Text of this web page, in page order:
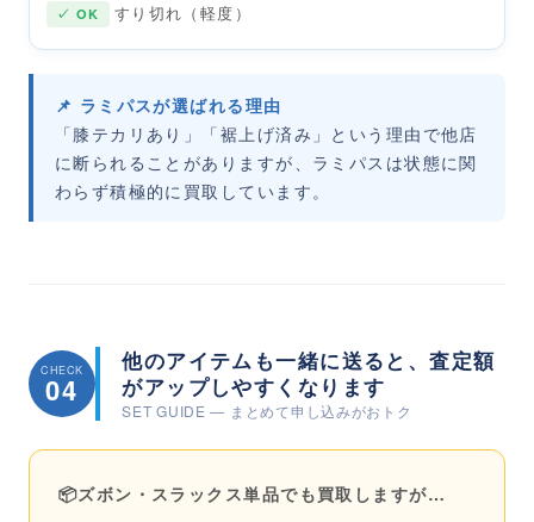
✓ OK すり切れ（軽度）
📌 ラミパスが選ばれる理由
「膝テカリあり」「裾上げ済み」という理由で他店
に断られることがありますが、ラミパスは状態に関
わらず積極的に買取しています。
CHECK
04
他のアイテムも一緒に送ると、査定額
がアップしやすくなります
SET GUIDE — まとめて申し込みがおトク
📦ズボン・スラックス単品でも買取しますが…